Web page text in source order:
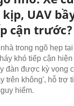
UAV
cận trước?
trong ngõ hẹp
khó tiếp cận hiện
đàn được kỳ vọng
trên không', hỗ trợ
hiểm.